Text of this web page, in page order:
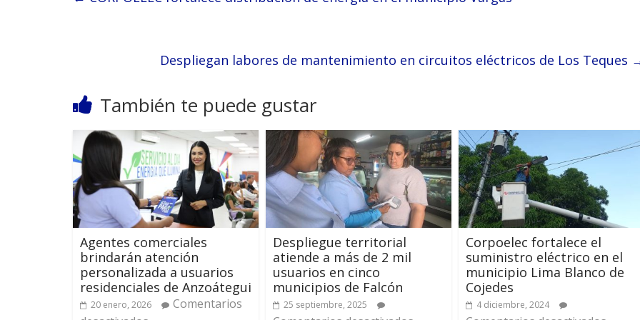
Despliegan labores de mantenimiento en circuitos eléctricos de Los Teques
También te puede gustar
Agentes comerciales
brindarán atención
personalizada a usuarios
residenciales de Anzoátegui
20 enero, 2026
Comentarios
Despliegue territorial
atiende a más de 2 mil
usuarios en cinco
municipios de Falcón
25 septiembre, 2025
Corpoelec fortalece el
suministro eléctrico en el
municipio Lima Blanco de
Cojedes
4 diciembre, 2024